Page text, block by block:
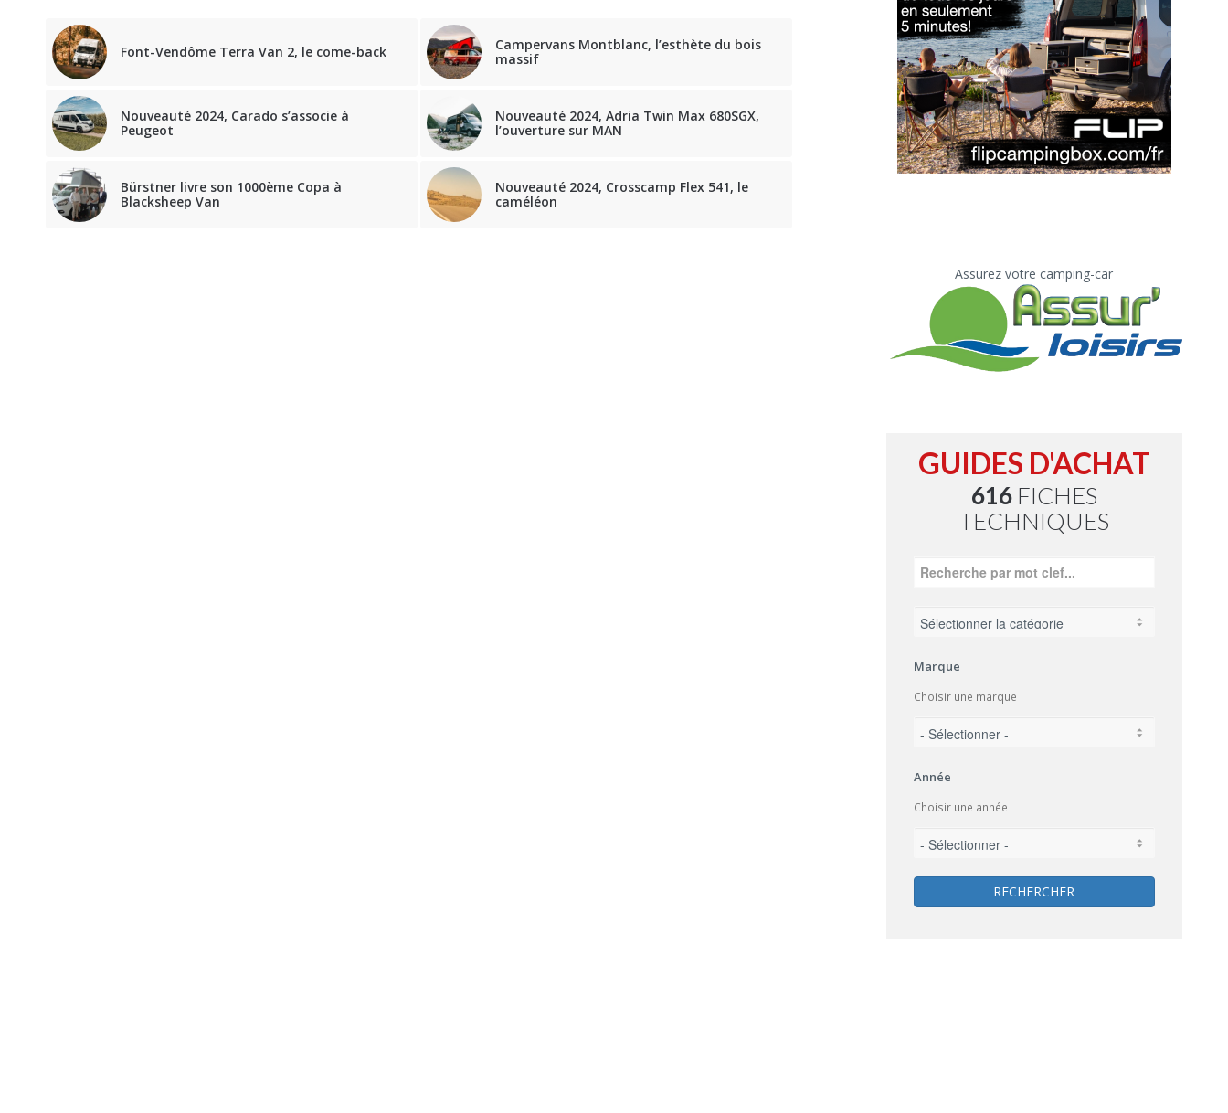
Font-Vendôme Terra Van 2, le come-back
Campervans Montblanc, l’esthète du bois
massif
Nouveauté 2024, Carado s’associe à
Peugeot
Nouveauté 2024, Adria Twin Max 680SGX,
l’ouverture sur MAN
Bürstner livre son 1000ème Copa à
Blacksheep Van
Nouveauté 2024, Crosscamp Flex 541, le
caméléon
Assurez votre camping-car
GUIDES D'ACHAT
616FICHES
TECHNIQUES
Marque
Choisir une marque
Année
Choisir une année
RECHERCHER